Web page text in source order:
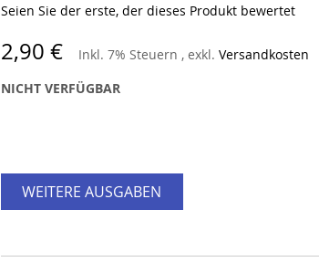
Seien Sie der erste, der dieses Produkt bewertet
2,90 € Inkl. 7% Steuern , exkl. Versandkosten
NICHT VERFÜGBAR
WEITERE AUSGABEN